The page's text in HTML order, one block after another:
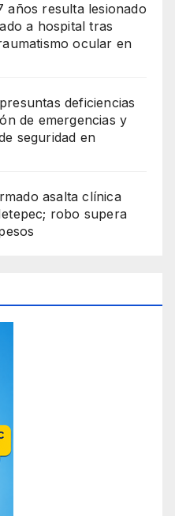
años resulta lesionado
a hospital tras
ocular en
deficiencias
de emergencias y
seguridad en
asalta clínica
robo supera